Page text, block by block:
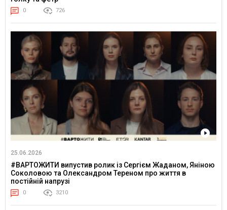
0 726
25.06.2026
#ВАРТОЖИТИ випустив ролик із Сергієм Жаданом, Яніною
Соколовою та Олександром Тереном про життя в
постійній напрузі
0 3210